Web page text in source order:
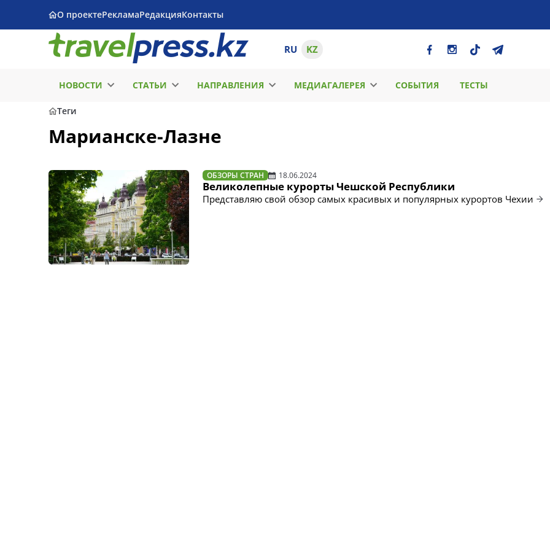
О проектеРекламаРедакцияКонтакты
RU KZ
НОВОСТИ СТАТЬИ НАПРАВЛЕНИЯ МЕДИАГАЛЕРЕЯ СОБЫТИЯ ТЕСТЫ
Теги
Марианске-Лазне
ОБЗОРЫ СТРАН 18.06.2024
Великолепные курорты Чешской Республики
Представляю свой обзор самых красивых и популярных курортов Чехии